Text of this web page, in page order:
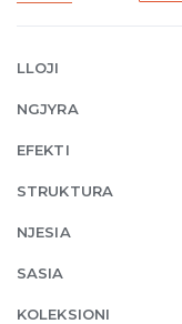
thermostatic
mixer
031
quantity
LLOJI
NGJYRA
EFEKTI
STRUKTURA
NJESIA
SASIA
KOLEKSIONI